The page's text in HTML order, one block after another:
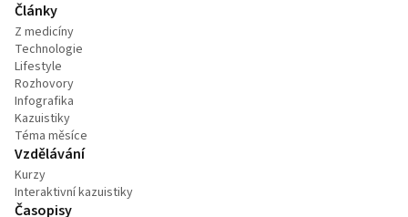
Články
Z medicíny
Technologie
Lifestyle
Rozhovory
Infografika
Kazuistiky
Téma měsíce
Vzdělávání
Kurzy
Interaktivní kazuistiky
Časopisy